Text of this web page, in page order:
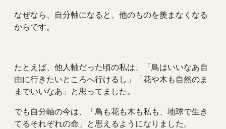
なぜなら、自分軸になると、他のものを羨まなくなる
からです。
たとえば、他人軸だった頃の私は、「鳥はいいなあ自
由に行きたいところへ行けるし」「花や木も自然のま
までいいなあ」と思ってました。
でも自分軸の今は、「鳥も花も木も私も、地球で生き
てるそれぞれの命」と思えるようになりました。